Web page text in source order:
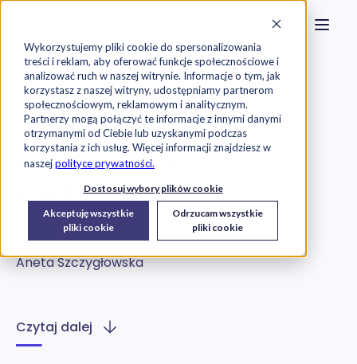
Wykorzystujemy pliki cookie do spersonalizowania
treści i reklam, aby oferować funkcje społecznościowe i
analizować ruch w naszej witrynie. Informacje o tym, jak
korzystasz z naszej witryny, udostępniamy partnerom
społecznościowym, reklamowym i analitycznym.
Partnerzy mogą połączyć te informacje z innymi danymi
otrzymanymi od Ciebie lub uzyskanymi podczas
korzystania z ich usług. Więcej informacji znajdziesz w
naszejpolityce prywatności.
Dostosuj wybory plików cookie
Akceptuję wszystkie
pliki cookie
Odrzucam wszystkie
pliki cookie
Szukaj na stronie
Skontaktuj
Exorigo-Upos Blog
O Firmie
Radosnych Świąt
Wielkanocnych
2016-03-23
Aneta Szczygłowska
Czytaj dalej